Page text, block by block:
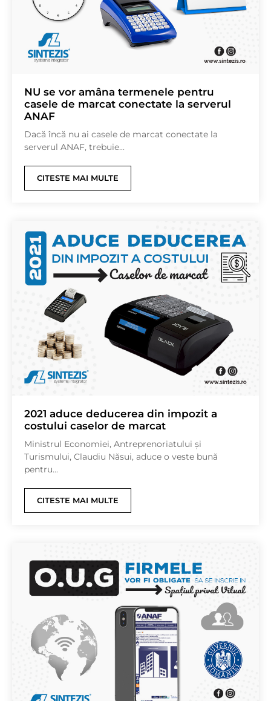
NU se vor amâna termenele pentru
casele de marcat conectate la serverul
ANAF
Dacă încă nu ai casele de marcat conectate la
serverul ANAF, trebuie...
CITESTE MAI MULTE
2021 aduce deducerea din impozit a
costului caselor de marcat
Ministrul Economiei, Antreprenoriatului şi
Turismului, Claudiu Năsui, aduce o veste bună
pentru...
CITESTE MAI MULTE